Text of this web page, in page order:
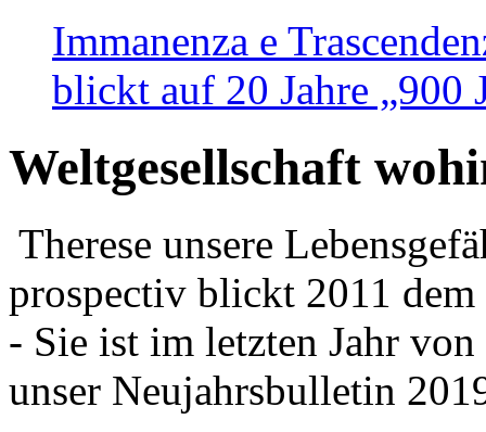
Immanenza e
blickt auf 20 Jahre „900
Weltgesellschaft
Therese unsere
prospectiv blickt 2011
- Sie ist im letzten Jahr
unser Neujahrsbulletin